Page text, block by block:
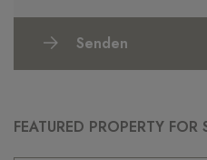
Senden
FEATURED PROPERTY FOR